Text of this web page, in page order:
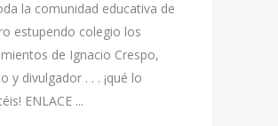
la comunidad educativa de
estupendo colegio los
de Ignacio Crespo,
y divulgador . . . ¡qué lo
ENLACE ...